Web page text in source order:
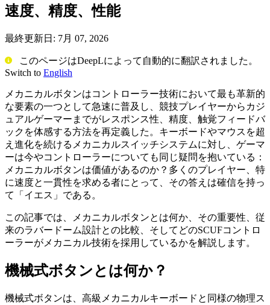
速度、精度、性能
最終更新日: 7月 07, 2026
このページはDeepLによって自動的に翻訳されました。
Switch to English
メカニカルボタンはコントローラー技術において最も革新的
な要素の一つとして急速に普及し、競技プレイヤーからカジ
ュアルゲーマーまでがレスポンス性、精度、触覚フィードバ
ックを体感する方法を再定義した。キーボードやマウスを超
え進化を続けるメカニカルスイッチシステムに対し、ゲーマ
ーは今やコントローラーについても同じ疑問を抱いている：
メカニカルボタンは価値があるのか？多くのプレイヤー、特
に速度と一貫性を求める者にとって、その答えは確信を持っ
て「イエス」である。
この記事では、メカニカルボタンとは何か、その重要性、従
来のラバードーム設計との比較、そしてどのSCUFコントロ
ーラーがメカニカル技術を採用しているかを解説します。
機械式ボタンとは何か？
機械式ボタンは、高級メカニカルキーボードと同様の物理ス